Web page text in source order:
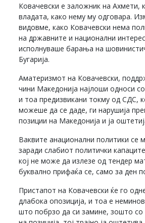
Ковачевски е заложник на Ахмети,
владата, како нему му одговара.
видовме, како Ковачевски нема
на државните и национални
исполнуваше барања на
Бугарија.
Аматеризмот на Ковачевски,
чини Македонија најлоши односи со
и тоа предизвикани токму од СДС,
можеше да се даде, ги нарушија
позиции на Македонија и ја
Ваквите анационални политики се
заради слабиот политички
кој не може да излезе од тендер
буквално прифаќа се, само за ден
Пристапот на Ковачевски ќе го
длабока опозиција, и тоа е
што побрзо да си замине, зошто со